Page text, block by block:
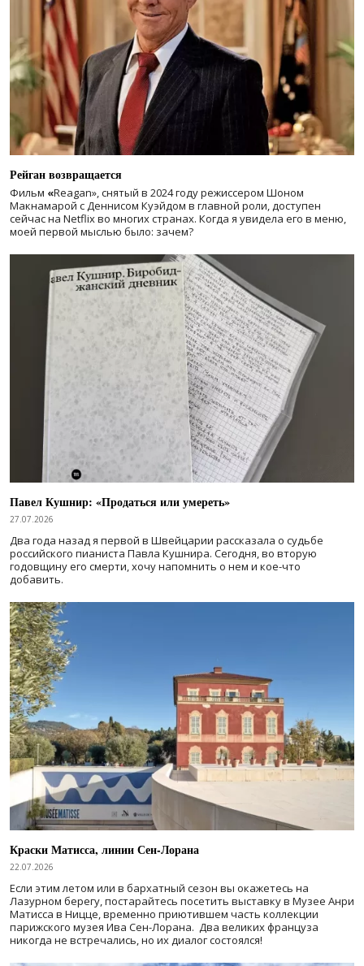
Рейган возвращается
Фильм «Reagan», снятый в 2024 годурежиссером Шоном
Макнамарой с Деннисом Куэйдом в главной роли, доступен
сейчас на Netflix во многих странах. Когда я увидела его в меню,
моей первой мыслью было: зачем?
Павел Кушнир: «Продаться или умереть»
27.07.2026
Два года назад я первой в Швейцарии рассказала о судьбе
российского пианиста Павла Кушнира. Сегодня, во вторую
годовщину его смерти, хочу напомнить о нем и кое-что
добавить.
Краски Матисса, линии Сен-Лорана
22.07.2026
Если этим летом или в бархатный сезон вы окажетесь на
Лазурном берегу, постарайтесь посетить выставку в Музее Анри
Матисса в Ницце, временно приютившем часть коллекции
парижского музея Ива Сен-Лорана. Два великих француза
никогда не встречались, но их диалог состоялся!